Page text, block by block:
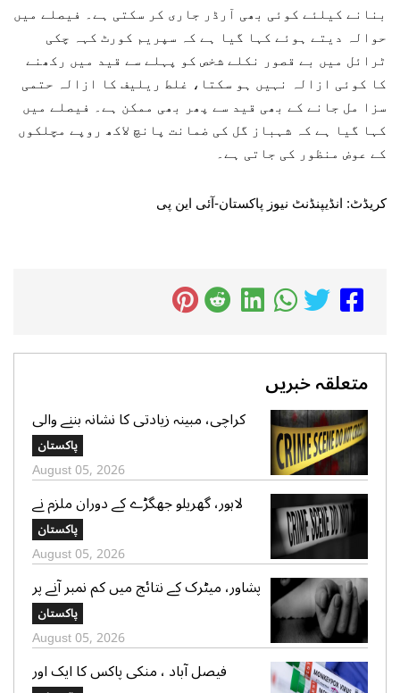
بنانے کیلئے کوئی بھی آرڈر جاری کر سکتی ہے۔ فیصلے میں
حوالہ دیتے ہوئے کہا گیا ہے کہ سپریم کورٹ کہہ چکی
ٹرائل میں بے قصور نکلے شخص کو پہلے سے قید میں رکھنے
کا کوئی ازالہ نہیں ہو سکتا، غلط ریلیف کا ازالہ حتمی
سزا مل جانے کے بھی قید سے پھر بھی ممکن ہے۔ فیصلے میں
کہا گیا ہے کہ شہباز گل کی ضمانت پانچ لاکھ روپے مچلکوں
کے عوض منظور کی جاتی ہے۔
کریڈٹ: انڈیپنڈنٹ نیوز پاکستان-آئی این پی
متعلقہ خبریں
کراچی، مبینہ زیادتی کا نشانہ بننے والی
ڈیڑھ سال کی بچی دم توڑ گئی،ملزم
گرفتار، محلے دار نکلا
پاکستان
August 05, 2026
لاہور، گھریلو جھگڑے کے دوران ملزم نے
والدہ سمیت دو خواتین کوقتل کردیا،ملزم
گرفتار
پاکستان
August 05, 2026
پشاور، میٹرک کے نتائج میں کم نمبر آنے پر
طالبعلم نے مبینہ خودکشی کرلی
پاکستان
August 05, 2026
فیصل آباد ، منکی پاکس کا ایک اور